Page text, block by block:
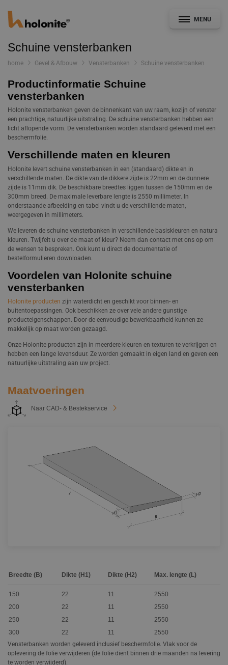
MENU
Algemeen
Gevel & Afbouw
Kozijnindustrie
CAD- en Bestekservice
Bouwdetails
Documentatie
Projecten
Contact
Werken bij
Schuine vensterbanken
home Gevel & Afbouw Vensterbanken Schuine vensterbanken
Productinformatie Schuine
vensterbanken
Holonite vensterbanken geven de binnenkant van uw raam, kozijn of venster
een prachtige, natuurlijke uitstraling. De schuine vensterbanken hebben een
licht aflopende vorm. De vensterbanken worden standaard geleverd met een
beschermfolie.
Verschillende maten en kleuren
Holonite levert schuine vensterbanken in een (standaard) dikte en in
verschillende maten. De dikte van de dikkere zijde is 22mm en de dunnere
zijde is 11mm dik. De beschikbare breedtes liggen tussen de 150mm en de
300mm breed. De maximale leverbare lengte is 2550 millimeter. In
onderstaande afbeelding en tabel vindt u de verschillende maten,
weergegeven in millimeters.
We leveren de schuine vensterbanken in verschillende basiskleuren en natura
kleuren. Twijfelt u over de maat of kleur? Neem dan contact met ons op om
de wensen te bespreken. Ook kunt u direct de documentatie of
bestelformulieren downloaden.
Voordelen van Holonite schuine
vensterbanken
Holonite producten zijn waterdicht en geschikt voor binnen- en
buitentoepassingen. Ook beschikken ze over vele andere gunstige
producteigenschappen. Door de eenvoudige bewerkbaarheid kunnen ze
makkelijk op maat worden gezaagd.
Onze Holonite producten zijn in meerdere kleuren en texturen te verkrijgen en
hebben een lange levensduur. Ze worden gemaakt in eigen land en geven een
natuurlijke uitstraling aan uw project.
Maatvoeringen
Naar CAD- & Bestekservice
Breedte (B) Dikte (H1) Dikte (H2) Max. lengte (L)
150 22 11
2550
200
22 11
2550
250
22 11
2550
300
22 11
2550
Vensterbanken worden geleverd inclusief beschermfolie. Vlak voor de
oplevering de folie verwijderen (de folie dient binnen drie maanden na levering
te worden verwijderd).